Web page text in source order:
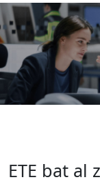
ETE bat al